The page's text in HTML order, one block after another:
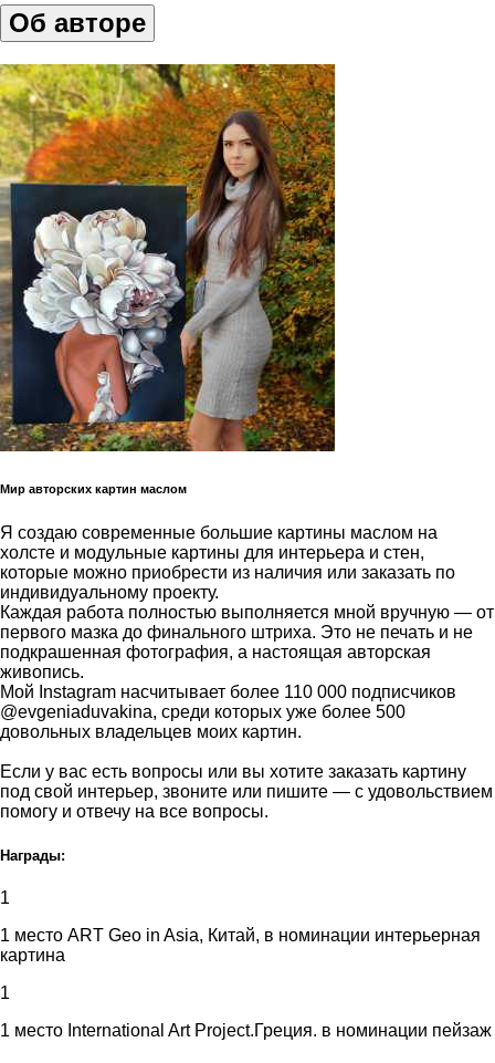
Об авторе
Мир авторских картин маслом
Я создаю современные большие картины маслом на
холсте и модульные картины для интерьера и стен,
которые можно приобрести из наличия или заказать по
индивидуальному проекту.
Каждая работа полностью выполняется мной вручную — от
первого мазка до финального штриха. Это не печать и не
подкрашенная фотография, а настоящая авторская
живопись.
Мой Instagram насчитывает более 110 000 подписчиков
@evgeniaduvakina, среди которых уже более 500
довольных владельцев моих картин.
Если у вас есть вопросы или вы хотите заказать картину
под свой интерьер, звоните или пишите — с удовольствием
помогу и отвечу на все вопросы.
Награды:
1
1 место ART Geo in Asia, Китай, в номинации интерьерная
картина
1
1 место International Art Project.Греция. в номинации пейзаж